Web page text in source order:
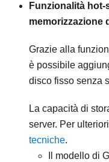
Funzionalità hot-
memorizzazione
Grazie alla
è possibile
disco fisso senza
La capacità di
server. Per
tecniche.
modello di